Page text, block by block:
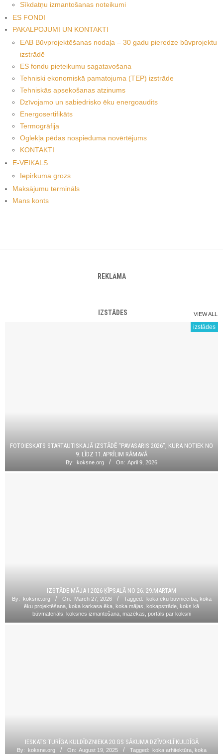
Sīkdatņu izmantošanas noteikumi
ES FONDI
PAKALPOJUMI UN KONTAKTI
EAB Būvprojektēšanas nodaļa – 30 gadu pieredze būvprojektu
izstrādē
ES fondu pieteikumu sagatavošana
Tehniski ekonomiskā pamatojuma (TEP) izstrāde
Tehniskās apsekošanas atzinums
Dzīvojamo un sabiedrisko ēku energoaudits
Energosertifikāts
Termogrāfija
Oglekļa pēdas nospieduma novērtējums
KONTAKTI
E-VEIKALS
Iepirkuma grozs
Maksājumu termināls
Mans konts
REKLĀMA
IZSTĀDES VIEW ALL
izstādes
FOTOIESKATS STARTAUTISKAJĀ IZSTĀDĒ “PAVASARIS 2026”, KURA NOTIEK NO
9. LĪDZ 11.APRĪLIM RĀMAVĀ
By: koksne.org On: April 9, 2026
IZSTĀDE MĀJA I 2026 ĶĪPSALĀ NO 26.-29.MARTAM
By: koksne.org On: March 27, 2026 Tagged: koka ēku būvniecība
koka
ēku projektēšana
koka karkasa ēka koka mājas kokapstrāde
koks kā
būvmateriāls
koksnes izmantošana, mazēkas portāls par koksni
IESKATS TURĪGA KULDĪDZNIEKA 20.GS SĀKUMA DZĪVOKLĪ KULDĪGĀ
By: koksne.org On: August 19, 2025 Tagged: koka arhitektūra koka